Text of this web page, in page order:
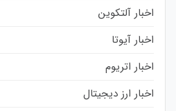
اخبار آلتکوین
اخبار آیوتا
اخبار اتریوم
اخبار ارز دیجیتال